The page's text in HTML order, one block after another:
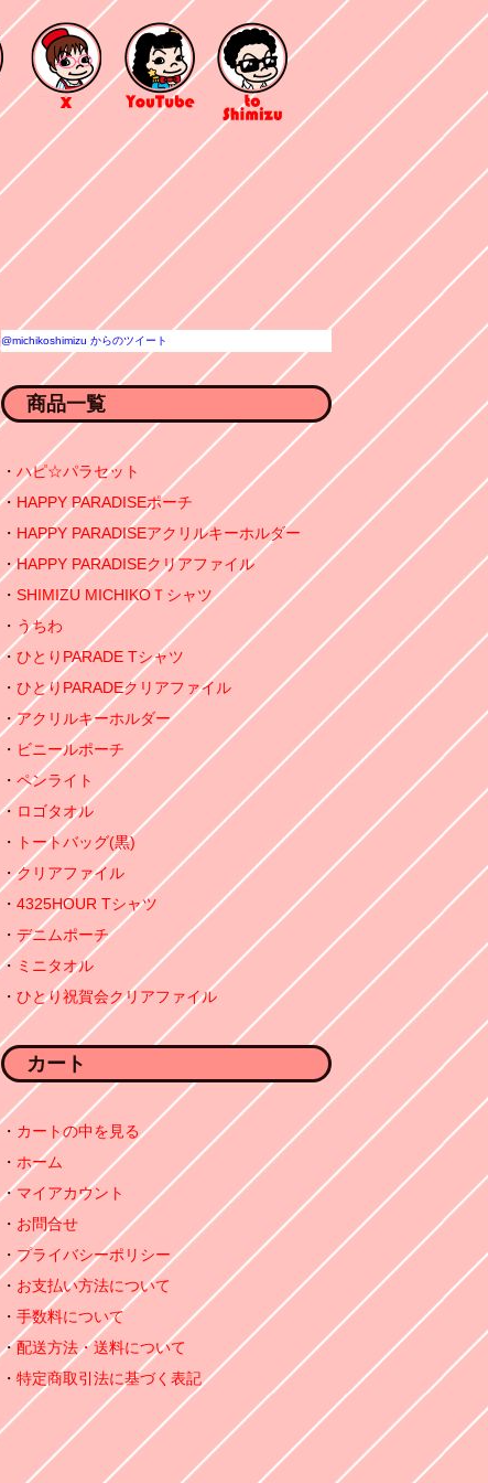
@michikoshimizu からのツイート
商品一覧
ハピ☆パラセット
HAPPY PARADISEポーチ
HAPPY PARADISEアクリルキーホルダー
HAPPY PARADISEクリアファイル
SHIMIZU MICHIKOＴシャツ
うちわ
ひとりPARADE Tシャツ
ひとりPARADEクリアファイル
アクリルキーホルダー
ビニールポーチ
ペンライト
ロゴタオル
トートバッグ(黒)
クリアファイル
4325HOUR Tシャツ
デニムポーチ
ミニタオル
ひとり祝賀会クリアファイル
カート
カートの中を見る
ホーム
マイアカウント
お問合せ
プライバシーポリシー
お支払い方法について
手数料について
配送方法・送料について
特定商取引法に基づく表記